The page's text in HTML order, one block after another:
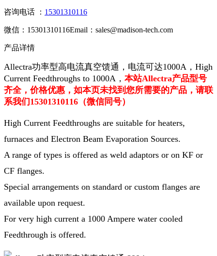
咨询电话 ： 15301310116
微信：15301310116Email：sales@madison-tech.com
产品详情
Allectra功率型高电流真空馈通，电流可达1000A， High
Current Feedthroughs to 1000A ， 本站Allectra产品型号
齐全，价格优惠，如本页未找到您所需要的产品，请联
系我们15301310116（微信同号）
High Current Feedthroughs are suitable for heaters,
furnaces and Electron Beam Evaporation Sources.
A range of types is offered as weld adaptors or on KF or
CF flanges.
Special arrangements on standard or custom flanges are
available upon request.
For very high current a 1000 Ampere water cooled
Feedthrough is offered.